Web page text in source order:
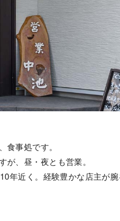
事処です。
、昼・夜とも営業。
年近く。経験豊かな店主が腕